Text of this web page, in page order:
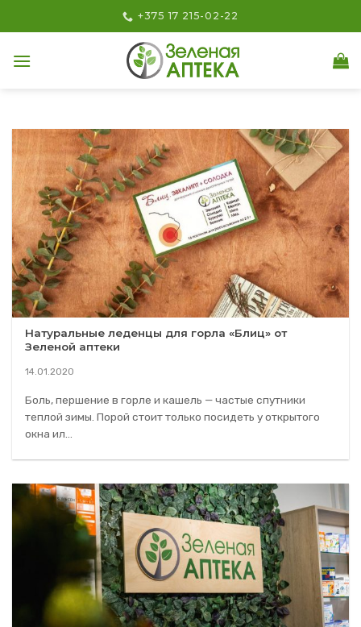
to
+375 17 215-02-22
Натуральные леденцы для горла «Блиц» от
Зеленой аптеки
14.01.2020
Боль, першение в горле и кашель — частые спутники
теплой зимы. Порой стоит только посидеть у открытого
окна ил...